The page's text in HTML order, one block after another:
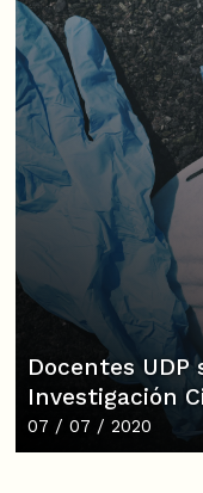
Docentes UDP
Investigación
07 / 07 / 2020